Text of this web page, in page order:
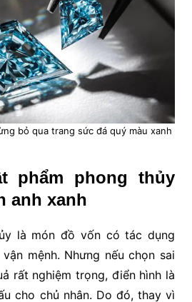
bỏ qua trang sức đá quý màu xanh
phẩm phong thủy
anh xanh
là món đồ vốn có tác dụng
mệnh. Nhưng nếu chọn sai
rất nghiệm trọng, điển hình là
cho chủ nhân. Do đó, thay vì